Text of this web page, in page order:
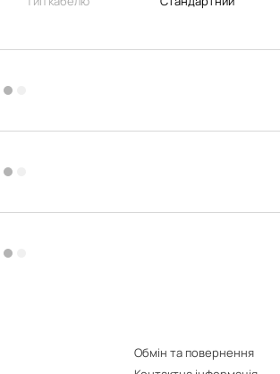
Обмін та повернення